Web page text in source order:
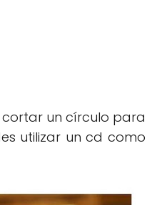
un círculo para
utilizar un cd como